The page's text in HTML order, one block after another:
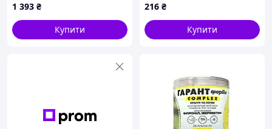
1 393 ₴
Купити
216 ₴
Купити